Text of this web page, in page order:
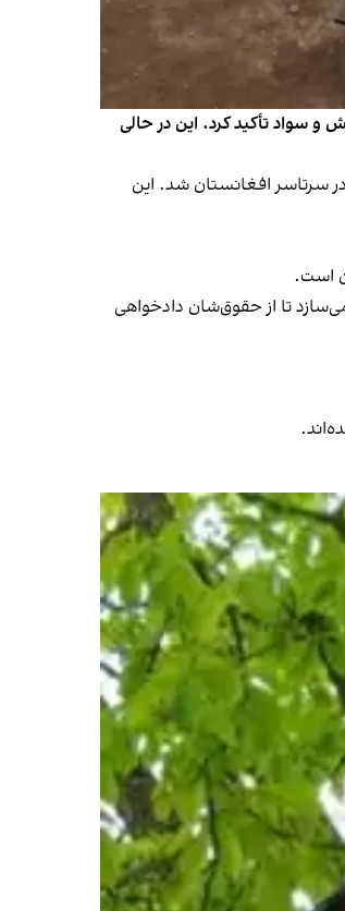
سواد تأکید کرد. این در حالی
متوسطه و لیسه دخترانه در سرتاسر افغانستان شد. این
است.
تا از حقوق‌شان دادخواهی